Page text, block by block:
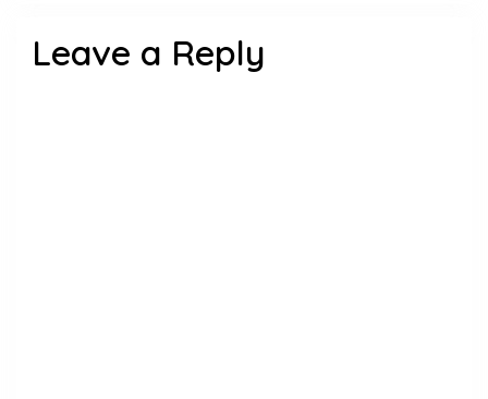
Leave a Reply